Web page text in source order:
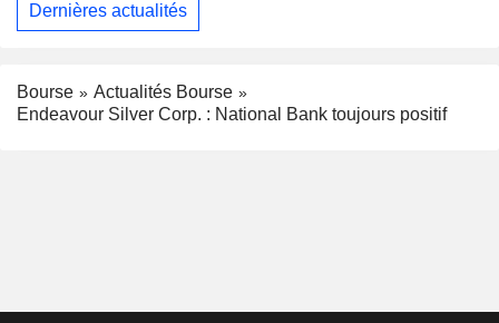
Dernières actualités
Bourse
Actualités Bourse
Endeavour Silver Corp. : National Bank toujours positif